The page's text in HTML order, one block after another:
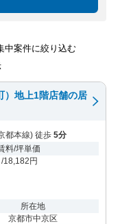
中案件に絞り込む
）地上1階店舗の居
都本線) 徒歩 5分
料/坪単価
/18,182円
所在地
京都市中京区